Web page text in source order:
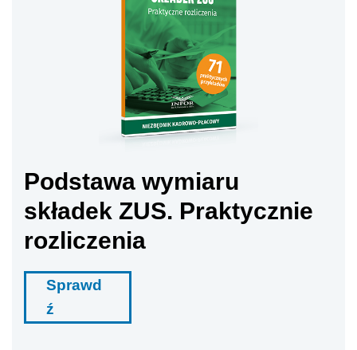
Podstawa wymiaru
składek ZUS. Praktycznie
rozliczenia
Sprawd
ź